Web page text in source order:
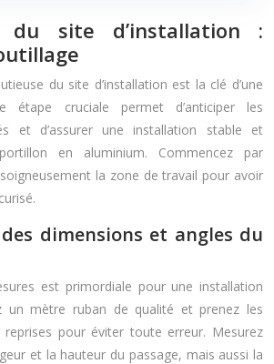
du site d’installation :
du site d’installation est la clé d’une
étape cruciale permet d’anticiper les
et d’assurer une installation stable et
en aluminium. Commencez par
la zone de travail pour avoir
dimensions et angles du
est primordiale pour une installation
un mètre ruban de qualité et prenez les
reprises pour éviter toute erreur. Mesurez
et la hauteur du passage, mais aussi la